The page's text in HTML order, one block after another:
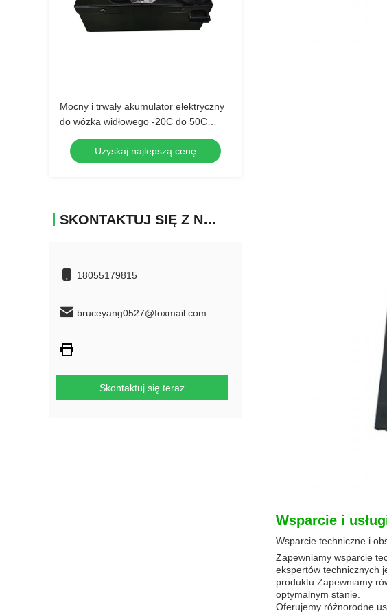
Mocny i trwały akumulator elektryczny
do wózka widłowego -20C do 50C
Maksymalny prąd 100A
Uzyskaj najlepszą cenę
SKONTAKTUJ SIĘ Z NAMI
18055179815
bruceyang0527@foxmail.com
Skontaktuj się teraz
Wsparcie i
Wsparcie techniczne i
Zapewniamy wsparcie
ekspertów technicznych
produktu.Zapewniamy
optymalnym stanie.
Oferujemy różnorodne